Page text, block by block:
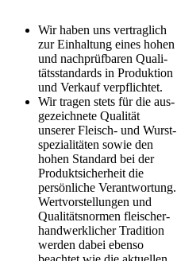
Wir haben uns vertraglich
zur Einhaltung eines hohen
und nachprüfbaren Qua­li­
tätsstandards in Produktion
und Verkauf verpflichtet.
Wir tragen stets für die aus­
ge­zeich­nete Qualität
unserer Fleisch- und Wurst­
spe­zi­alitäten sowie den
hohen Standard bei der
Produkt­sicherheit die
persönliche Ver­ant­wor­tung.
Wert­vor­stel­lun­gen und
Qualitäts­normen flei­scher­
hand­werklicher Tradition
werden dabei ebenso